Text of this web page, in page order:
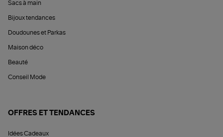
Sacs à main
Bijoux tendances
Doudounes et Parkas
Maison déco
Beauté
Conseil Mode
OFFRES ET TENDANCES
Idées Cadeaux